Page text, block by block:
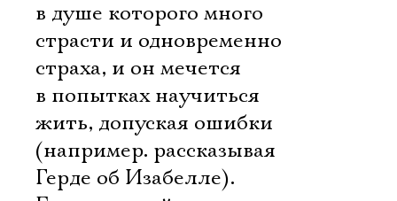
в душе которого много
страсти и одновременно
страха, и он мечется
в попытках научиться
жить, допуская ошибки
(например. рассказывая
Герде об Изабелле).